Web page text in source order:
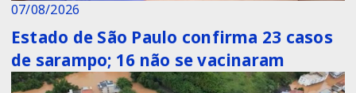
07/08/2026
Estado de São Paulo confirma 23 casos
de sarampo; 16 não se vacinaram